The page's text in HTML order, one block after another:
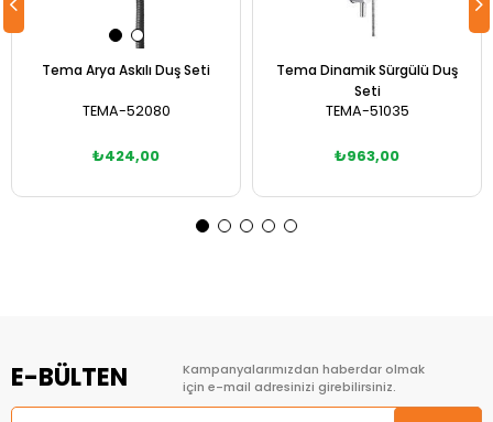
Tema Arya Askılı Duş Seti
TEMA-52080
₺424,00
Tema Dinamik Sürgülü Duş
Seti
TEMA-51035
₺963,00
E-BÜLTEN
Kampanyalarımızdan haberdar olmak
için e-mail adresinizi girebilirsiniz.